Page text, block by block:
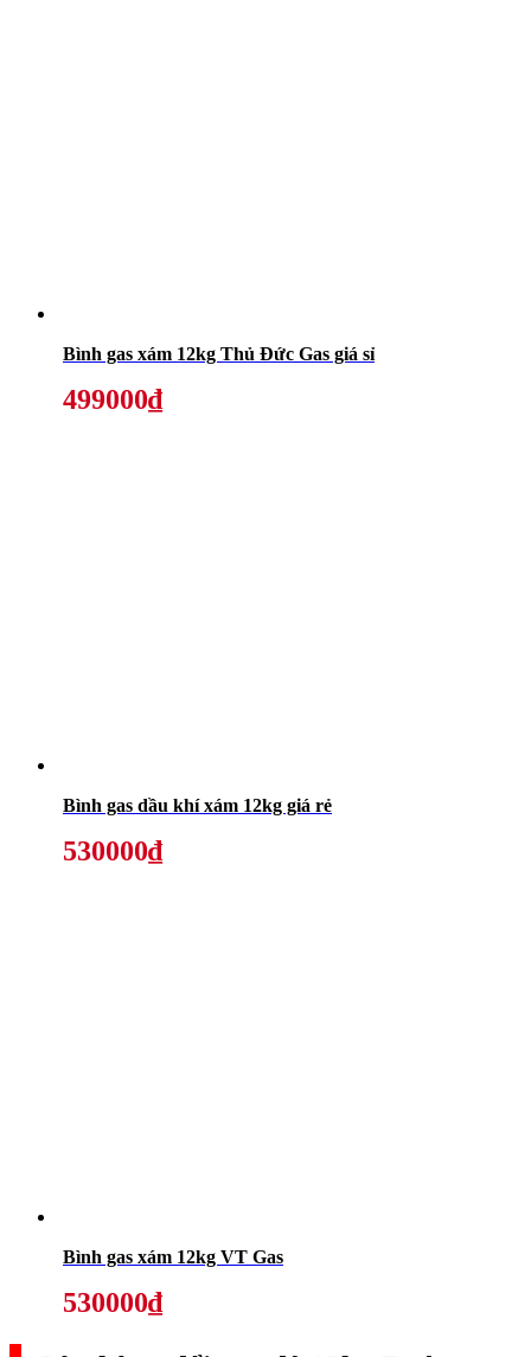
Bình gas xám 12kg Thủ Đức Gas giá sỉ
499000₫
Bình gas dầu khí xám 12kg giá rẻ
530000₫
Bình gas xám 12kg VT Gas
530000₫